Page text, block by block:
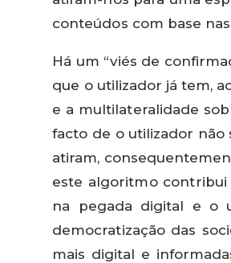
conteúdos com base
Há um “viés de
que o utilizador já tem,
e a multilateralidade
facto de o utilizador não
atiram,
este algoritmo contribui
na pegada digital e o
democratização das
mais digital e